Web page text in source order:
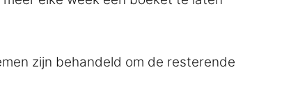
zijn behandeld om de resterende